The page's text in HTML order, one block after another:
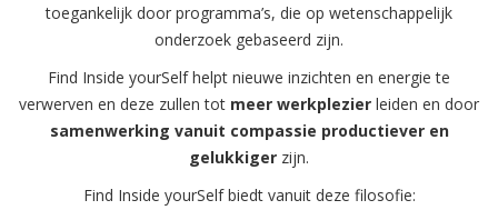
toegankelijk door programma’s, die op wetenschappelijk
onderzoek gebaseerd zijn.
Find Inside yourSelf helpt nieuwe inzichten en energie te
verwerven en deze zullen tot meer werkplezier leiden en door
samenwerking vanuit compassie productiever en
gelukkiger zijn.
Find Inside yourSelf biedt vanuit deze filosofie: